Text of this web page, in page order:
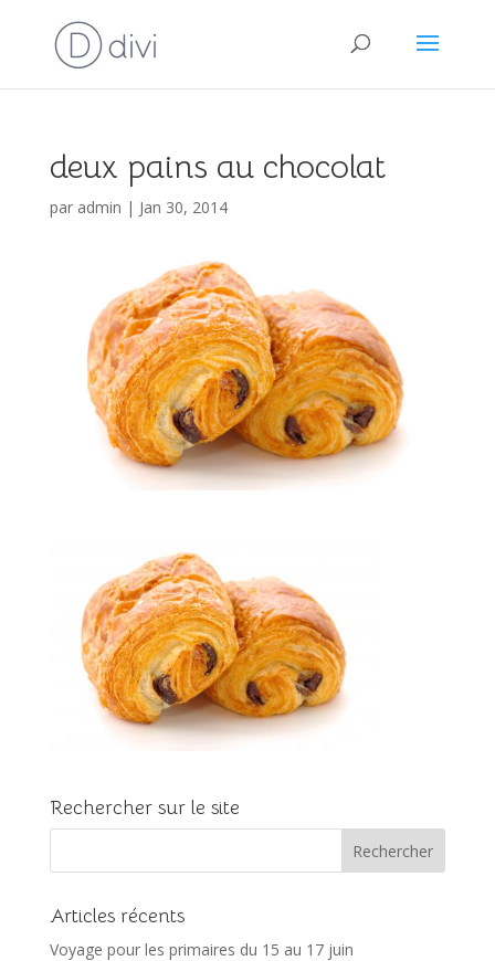
deux pains au chocolat
par admin | Jan 30, 2014
Rechercher sur le site
Articles récents
Voyage pour les primaires du 15 au 17 juin